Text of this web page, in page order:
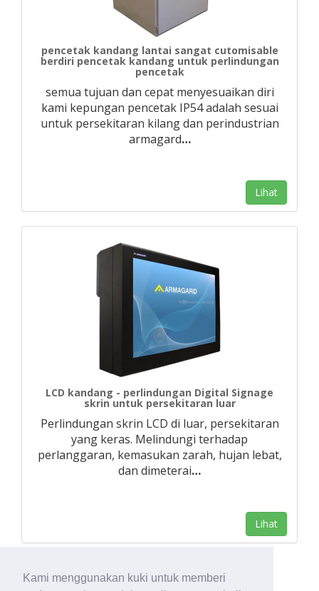
Kami menggunakan kuki untuk memberi
pencetak kandang lantai sangat cutomisable
berdiri pencetak kandang untuk perlindungan
pencetak
semua tujuan dan cepat menyesuaikan diri
kami kepungan pencetak IP54 adalah sesuai
untuk persekitaran kilang dan perindustrian
armagard…
Lihat
LCD kandang - perlindungan Digital Signage
skrin untuk persekitaran luar
Perlindungan skrin LCD di luar, persekitaran
yang keras. Melindungi terhadap
perlanggaran, kemasukan zarah, hujan lebat,
dan dimeterai…
Lihat